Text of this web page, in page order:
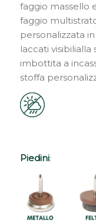
faggio massello
faggio
personalizzata
laccati
imbottita a
stoffa
Piedini: